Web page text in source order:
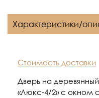
Характеристики/
Стоимость доставки
Дверь на
«Люкс-4/2» с окном